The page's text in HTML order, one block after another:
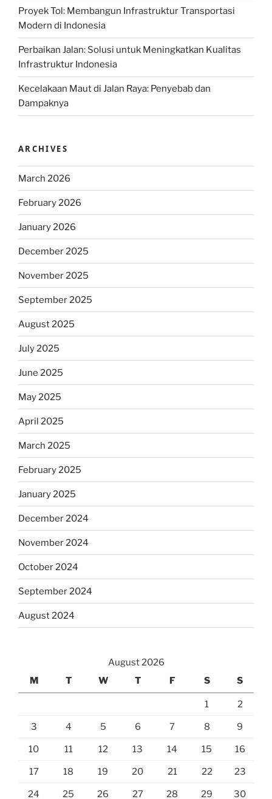
Proyek Tol: Membangun Infrastruktur Transportasi
Modern di Indonesia
Perbaikan Jalan: Solusi untuk Meningkatkan Kualitas
Infrastruktur Indonesia
Kecelakaan Maut di Jalan Raya: Penyebab dan
Dampaknya
ARCHIVES
March 2026
February 2026
January 2026
December 2025
November 2025
September 2025
August 2025
July 2025
June 2025
May 2025
April 2025
March 2025
February 2025
January 2025
December 2024
November 2024
October 2024
September 2024
August 2024
August 2026
M
T W T F S S
1 2
3 4 5 6 7 8 9
10 11 12 13 14 15 16
17 18 19 20 21 22 23
24 25 26 27 28 29 30